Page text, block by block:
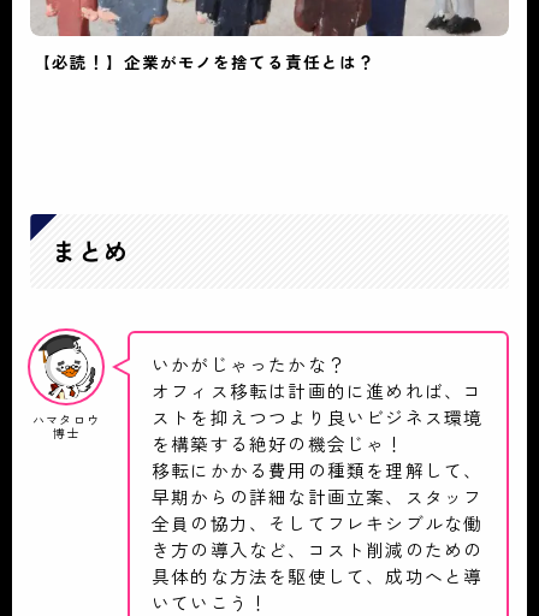
【必読！】企業がモノを捨てる責任とは？
まとめ
ハマタロウ
博士
いかがじゃったかな？
オフィス移転は計画的に進めれば、コ
ストを抑えつつより良いビジネス環境
を構築する絶好の機会じゃ！
移転にかかる費用の種類を理解して、
早期からの詳細な計画立案、スタッフ
全員の協力、そしてフレキシブルな働
き方の導入など、コスト削減のための
具体的な方法を駆使して、成功へと導
いていこう！